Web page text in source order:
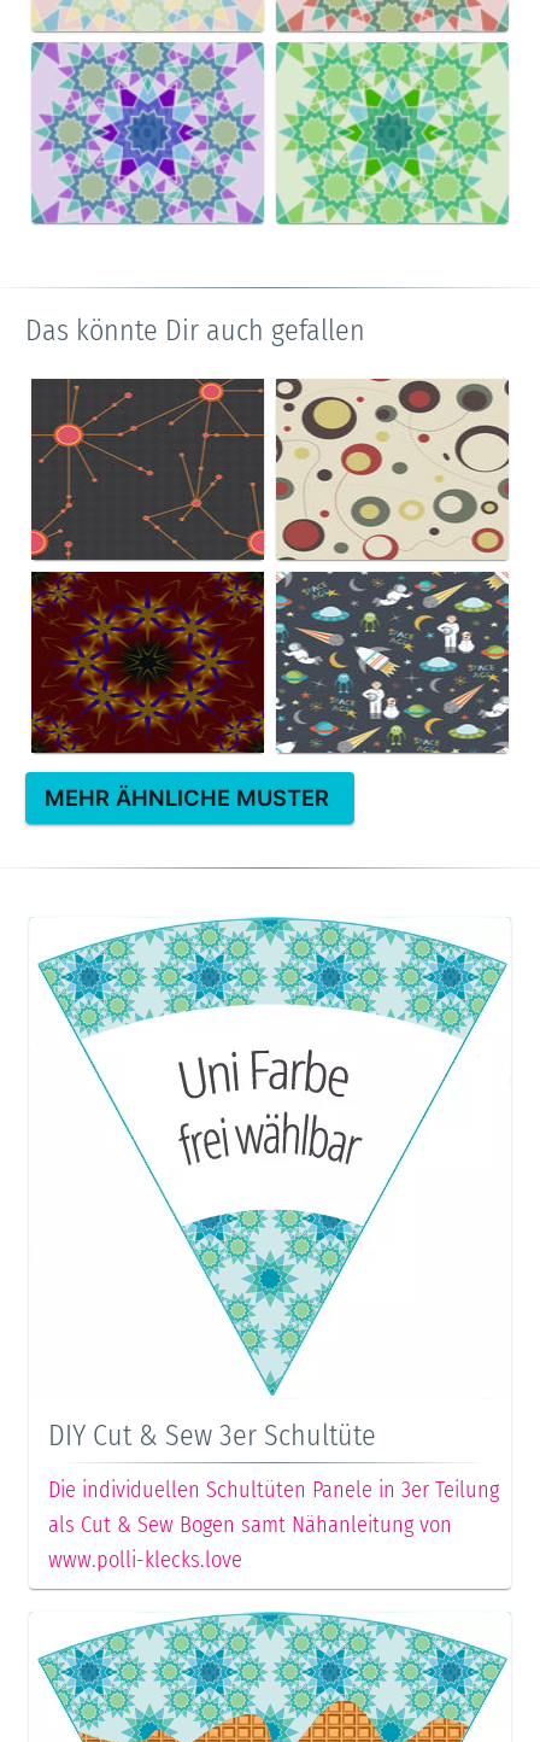
Das könnte Dir auch gefallen
MEHR ÄHNLICHE MUSTER
DIY Cut & Sew 3er Schultüte
Die individuellen Schultüten Panele in 3er Teilung
als Cut & Sew Bogen samt Nähanleitung von
www.polli-klecks.love